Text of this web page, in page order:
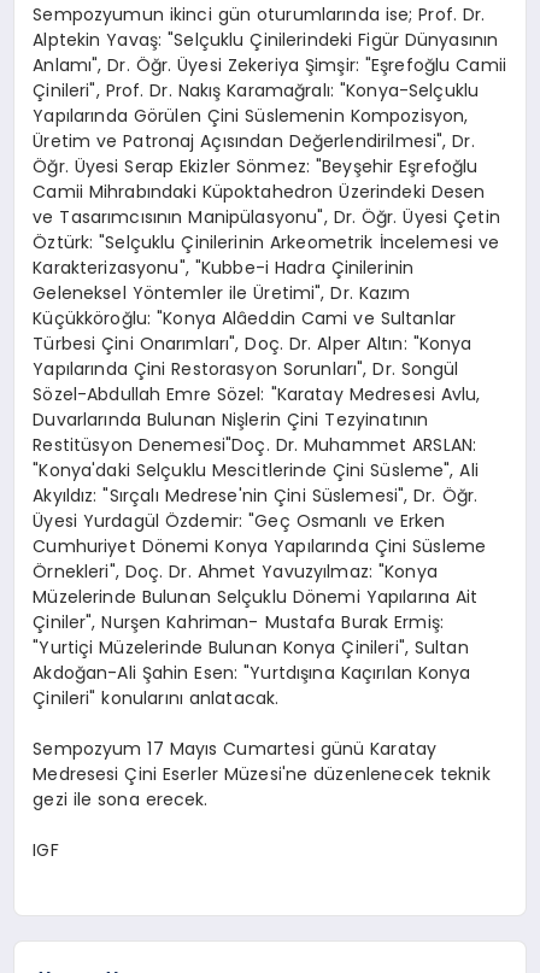
Sempozyumun ikinci gün oturumlarında ise; Prof. Dr.
Alptekin Yavaş: "Selçuklu Çinilerindeki Figür Dünyasının
Anlamı", Dr. Öğr. Üyesi Zekeriya Şimşir: "Eşrefoğlu Camii
Çinileri", Prof. Dr. Nakış Karamağralı: "Konya-Selçuklu
Yapılarında Görülen Çini Süslemenin Kompozisyon,
Üretim ve Patronaj Açısından Değerlendirilmesi", Dr.
Öğr. Üyesi Serap Ekizler Sönmez: "Beyşehir Eşrefoğlu
Camii Mihrabındaki Küpoktahedron Üzerindeki Desen
ve Tasarımcısının Manipülasyonu", Dr. Öğr. Üyesi Çetin
Öztürk: "Selçuklu Çinilerinin Arkeometrik İncelemesi ve
Karakterizasyonu", "Kubbe-i Hadra Çinilerinin
Geleneksel Yöntemler ile Üretimi", Dr. Kazım
Küçükköroğlu: "Konya Alâeddin Cami ve Sultanlar
Türbesi Çini Onarımları", Doç. Dr. Alper Altın: "Konya
Yapılarında Çini Restorasyon Sorunları", Dr. Songül
Sözel-Abdullah Emre Sözel: "Karatay Medresesi Avlu,
Duvarlarında Bulunan Nişlerin Çini Tezyinatının
Restitüsyon Denemesi"Doç. Dr. Muhammet ARSLAN:
"Konya'daki Selçuklu Mescitlerinde Çini Süsleme", Ali
Akyıldız: "Sırçalı Medrese'nin Çini Süslemesi", Dr. Öğr.
Üyesi Yurdagül Özdemir: "Geç Osmanlı ve Erken
Cumhuriyet Dönemi Konya Yapılarında Çini Süsleme
Örnekleri", Doç. Dr. Ahmet Yavuzyılmaz: "Konya
Müzelerinde Bulunan Selçuklu Dönemi Yapılarına Ait
Çiniler", Nurşen Kahriman- Mustafa Burak Ermiş:
"Yurtiçi Müzelerinde Bulunan Konya Çinileri", Sultan
Akdoğan-Ali Şahin Esen: "Yurtdışına Kaçırılan Konya
Çinileri" konularını anlatacak.
Sempozyum 17 Mayıs Cumartesi günü Karatay
Medresesi Çini Eserler Müzesi'ne düzenlenecek teknik
gezi ile sona erecek.
IGF